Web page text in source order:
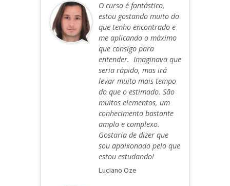
O curso é fantástico,
estou gostando muito do
que tenho encontrado e
me aplicando o máximo
que consigo para
entender. Imaginava que
seria rápido, mas irá
levar muito mais tempo
do que o estimado. São
muitos elementos, um
conhecimento bastante
amplo e complexo.
Gostaria de dizer que
sou apaixonado pelo que
estou estudando!
Luciano Oze